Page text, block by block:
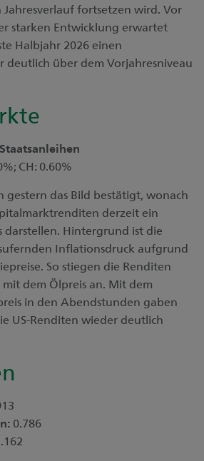
fortsetzen wird. Vor
starken Entwicklung erwartet
Halbjahr 2026 einen
deutlich über dem Vorjahresniveau
CH: 0.60%
gestern das Bild bestätigt, wonach
derzeit ein
darstellen. Hintergrund ist die
Inflationsdruck aufgrund
So stiegen die Renditen
dem Ölpreis an. Mit dem
in den Abendstunden gaben
US-Renditen wieder deutlich
0.786